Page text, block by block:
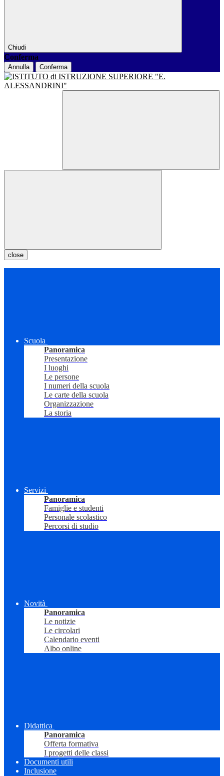
Chiudi
Conferma
Annulla Conferma
close
Scuola
Panoramica
Presentazione
I luoghi
Le persone
I numeri della scuola
Le carte della scuola
Organizzazione
La storia
Servizi
Panoramica
Famiglie e studenti
Personale scolastico
Percorsi di studio
Novità
Panoramica
Le notizie
Le circolari
Calendario eventi
Albo online
Didattica
Panoramica
Offerta formativa
I progetti delle classi
Documenti utili
Inclusione